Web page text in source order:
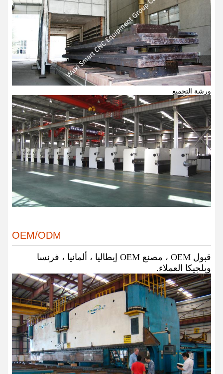
ورشة التجميع
OEM/ODM
قبول OEM ، مصنع OEM إيطاليا ، ألمانيا ، فرنسا
وبلجيكا العملاء.